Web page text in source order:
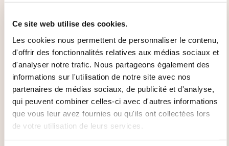
Ce site web utilise des cookies.
Les cookies nous permettent de personnaliser le contenu,
d'offrir des fonctionnalités relatives aux médias sociaux et
d'analyser notre trafic. Nous partageons également des
informations sur l'utilisation de notre site avec nos
partenaires de médias sociaux, de publicité et d'analyse,
qui peuvent combiner celles-ci avec d'autres informations
que vous leur avez fournies ou qu'ils ont collectées lors
de votre utilisation de leurs services.
Comment contacter
l’organisme de formation